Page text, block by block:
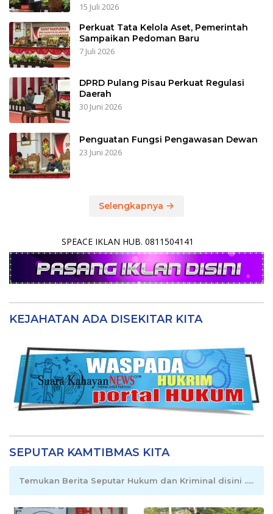
15 Juli 2026
Perkuat Tata Kelola Aset, Pemerintah
Sampaikan Pedoman Baru
7 Juli 2026
DPRD Pulang Pisau Perkuat Regulasi
Daerah
30 Juni 2026
Penguatan Fungsi Pengawasan Dewan
23 Juni 2026
Selengkapnya
SPEACE IKLAN HUB. 0811504141
KEJAHATAN ADA DISEKITAR KITA
SEPUTAR KAMTIBMAS KITA
Temukan Berita Seputar Hukum dan Kriminal disini .....